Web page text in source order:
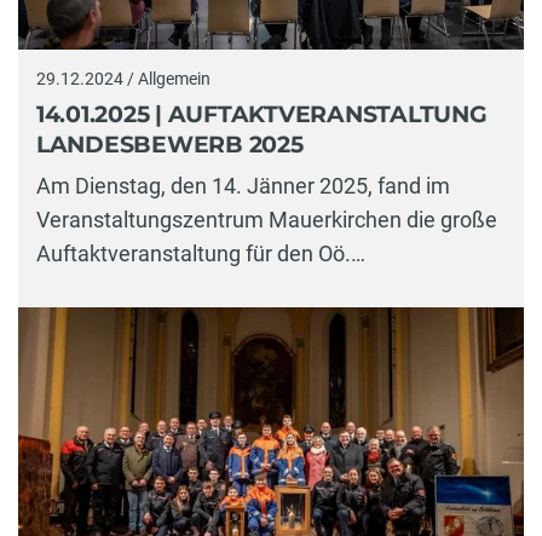
29.12.2024 / Allgemein
14.01.2025 | AUFTAKTVERANSTALTUNG
LANDESBEWERB 2025
Am Dienstag, den 14. Jänner 2025, fand im
Veranstaltungszentrum Mauerkirchen die große
Auftaktveranstaltung für den Oö.…